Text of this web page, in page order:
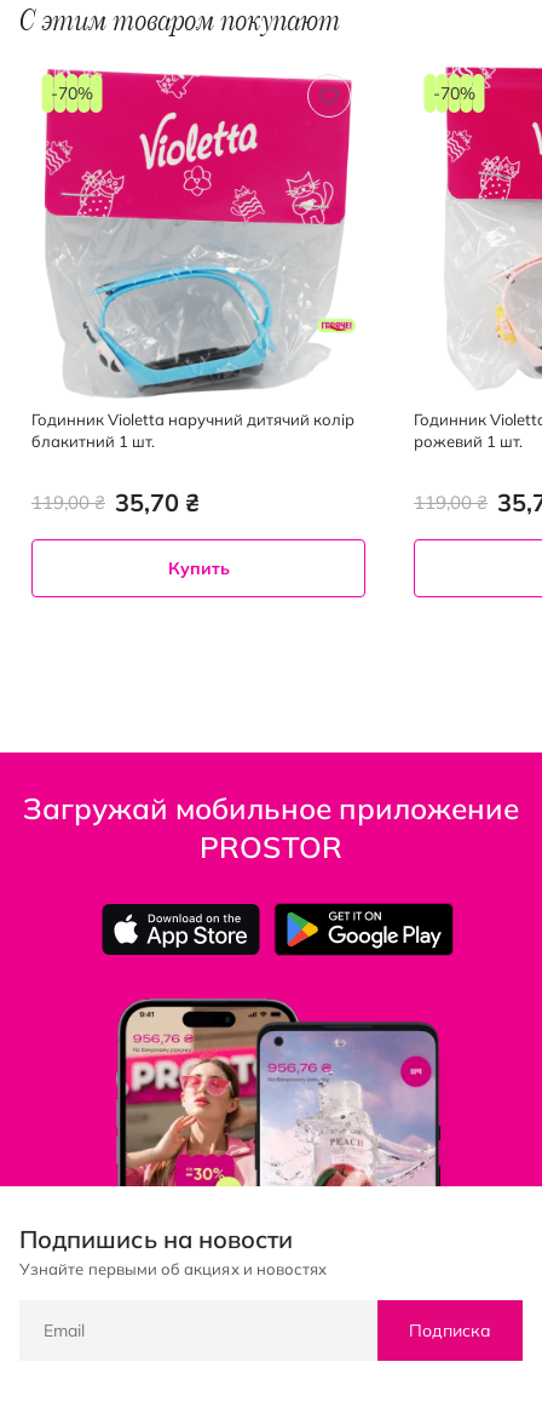
С этим товаром покупают
Годинник Violetta наручний дитячий колір
блакитний 1 шт.
35,70 ₴
119,00 ₴
-70%
Купить
Годинник
рожевий 1 шт.
119,00 ₴
-70%
Загружай мобильное приложение
PROSTOR
Подпишись на новости
Узнайте первыми об акциях и новостях
Подписка